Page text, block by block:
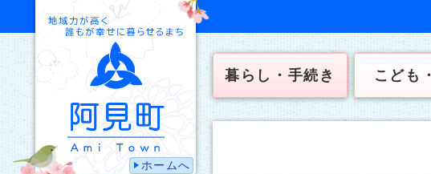
ホームへ
暮らし・手続き こども